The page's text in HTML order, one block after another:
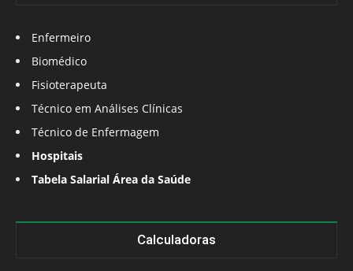
Enfermeiro
Biomédico
Fisioterapeuta
Técnico em Análises Clínicas
Técnico de Enfermagem
Hospitais
Tabela Salarial Área da Saúde
Calculadoras